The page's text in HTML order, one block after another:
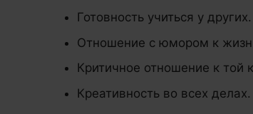
Готовность учиться у других.
Отношение с юмором к
Критичное отношение к той
Креативность во всех делах.